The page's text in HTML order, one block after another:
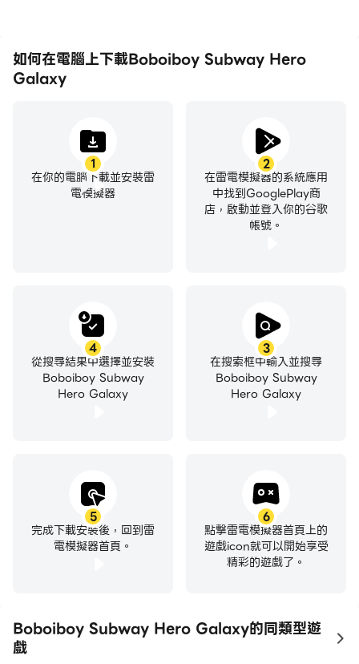
如何在電腦上下載Boboiboy Subway Hero
Galaxy
1
在你的電腦下載並安裝雷
電模擬器
2
在雷電模擬器的系統應用
中找到GooglePlay商
店，啟動並登入你的谷歌
帳號。
3
在搜索框中輸入並搜尋
Boboiboy Subway
Hero Galaxy
4
從搜尋結果中選擇並安裝
Boboiboy Subway
Hero Galaxy
5
完成下載安裝後，回到雷
電模擬器首頁。
6
點擊雷電模擬器首頁上的
遊戲icon就可以開始享受
精彩的遊戲了。
Boboiboy Subway Hero Galaxy的同類型遊
戲
to